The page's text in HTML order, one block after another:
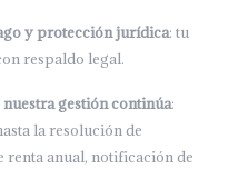
y protección jurídica: tu
respaldo legal.
gestión continúa:
la resolución de
renta anual, notificación de